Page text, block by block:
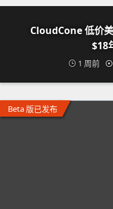
CloudCone 低价
$18
1 周前
Beta 版已发布